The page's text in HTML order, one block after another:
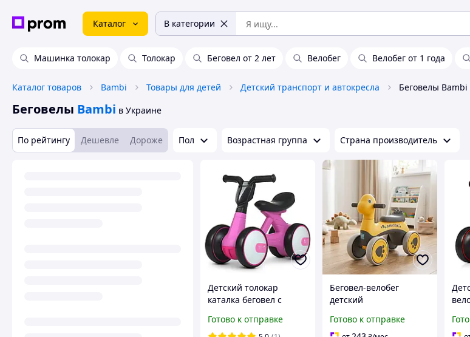
Каталог В категории
Машинка толокар Толокар Беговел от 2 лет Велобег Велобег от 1 года
Каталог товаров Bambi Товары для детей Детский транспорт и автокресла Беговелы Bambi
Беговелы Bambi в Украине
По рейтингу Дешевле Дороже Пол Возрастная группа Страна производитель
Детский толокар
каталка беговел с
розовый, в виде
Готово к отправке
Беговел-велобег
детский
музыкальный толокар-
Готово к отправке